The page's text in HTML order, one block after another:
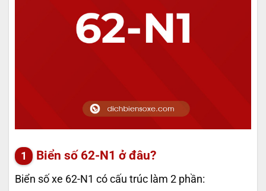
Biển số 62-N1 ở đâu?
Biển số xe 62-N1 có cấu trúc làm 2 phần: